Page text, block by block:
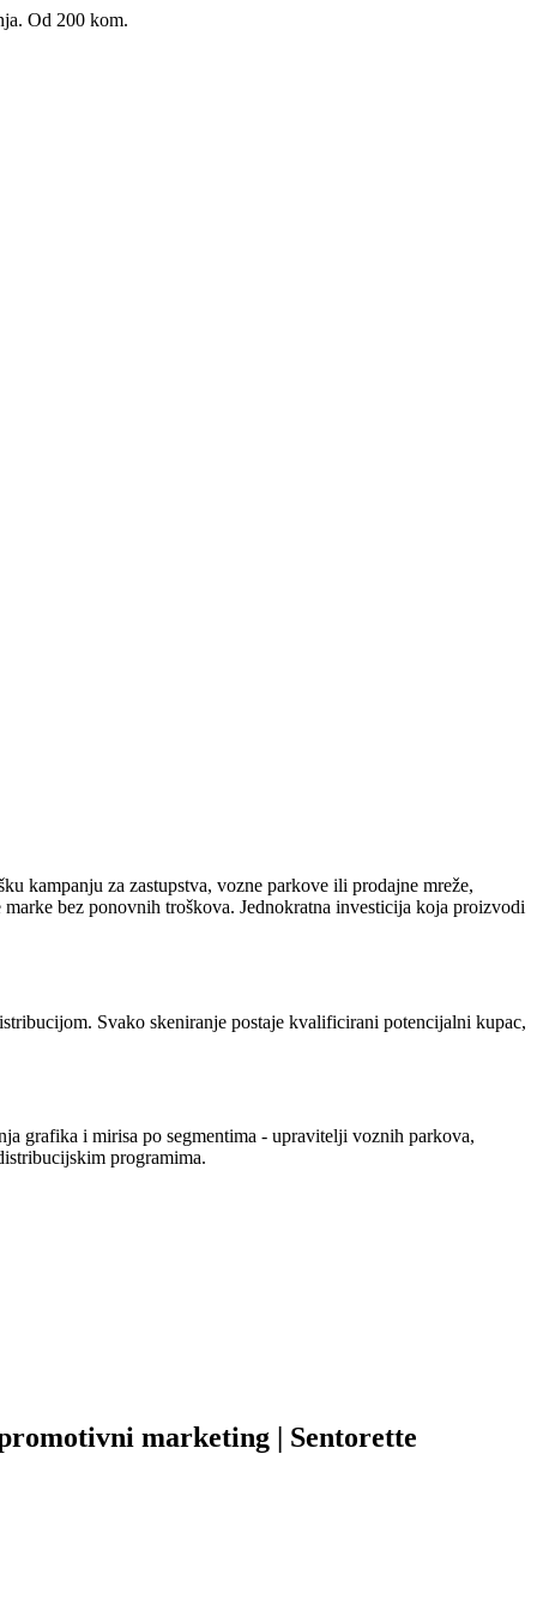
Od 200 kom.
kampanju za zastupstva, vozne parkove ili prodajne mreže,
bez ponovnih troškova. Jednokratna investicija koja proizvodi
Svako skeniranje postaje kvalificirani potencijalni kupac,
grafika i mirisa po segmentima - upravitelji voznih parkova,
programima.
marketing | Sentorette